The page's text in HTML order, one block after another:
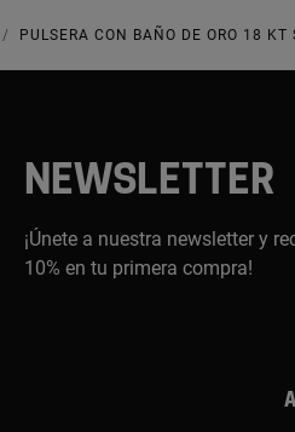
PULSERA CON BAÑO DE ORO 18
NEWSLETTER
¡Únete a nuestra newsletter y
10% en tu primera compra!